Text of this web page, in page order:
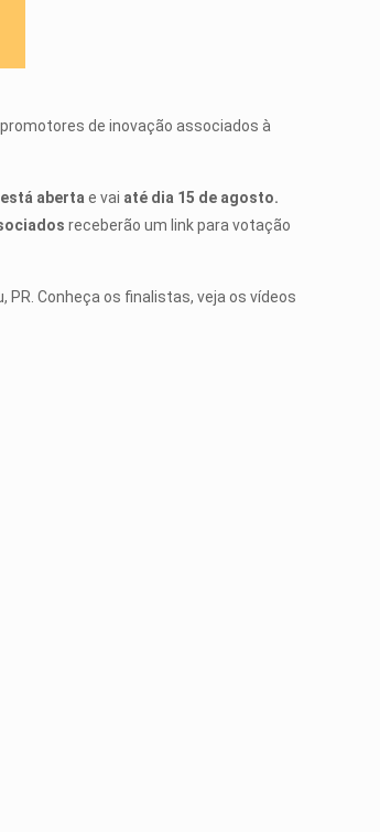
de inovação associados à
aberta e vai até dia 15 de agosto.
receberão um link para votação
PR. Conheça os finalistas, veja os vídeos